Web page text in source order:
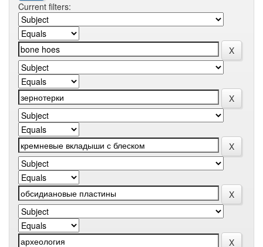
Current filters: